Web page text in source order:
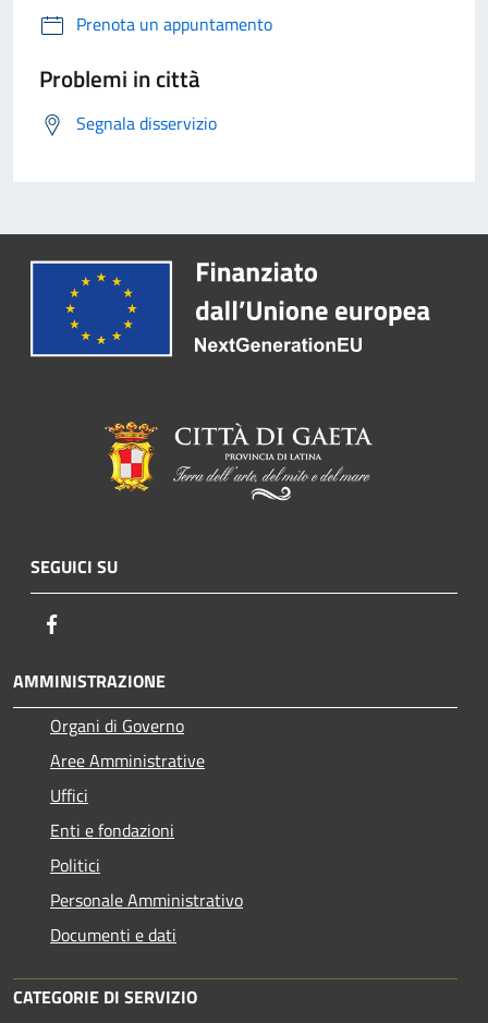
Prenota un appuntamento
Problemi in città
Segnala disservizio
SEGUICI SU
AMMINISTRAZIONE
Organi di Governo
Aree Amministrative
Uffici
Enti e fondazioni
Politici
Personale Amministrativo
Documenti e dati
CATEGORIE DI SERVIZIO